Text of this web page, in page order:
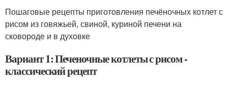
Пошаговые рецепты приготовления печёночных котлет с
рисом из говяжьей, свиной, куриной печени на
сковороде и в духовке
Вариант 1: Печеночные котлеты с рисом -
классический рецепт